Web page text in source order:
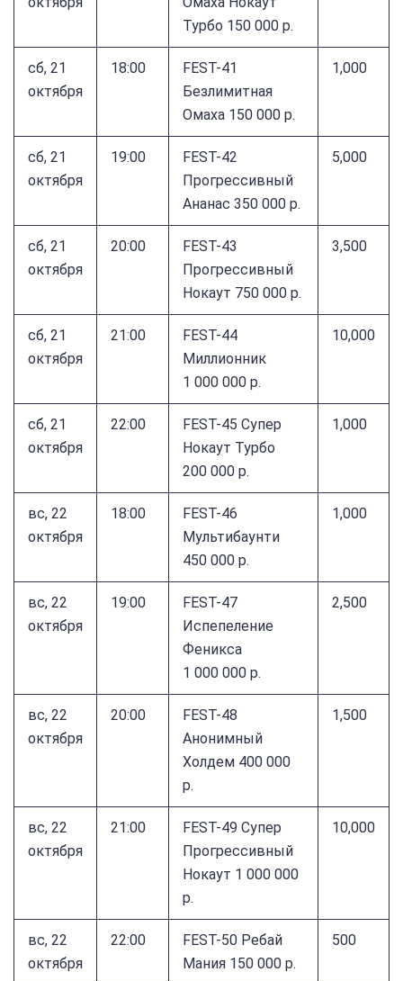
Турбо 150 000 р.
сб, 21
октября
18:00
FEST-41
Безлимитная
Омаха 150 000 р.
1,000
сб, 21
октября
19:00
FEST-42
Прогрессивный
Ананас 350 000 р.
5,000
сб, 21
октября
20:00
FEST-43
Прогрессивный
Нокаут 750 000 р.
3,500
сб, 21
октября
21:00
FEST-44
Миллионник
1 000 000 р.
10,000
сб, 21
октября
22:00
FEST-45 Супер
Нокаут Турбо
200 000 р.
1,000
вс, 22
октября
18:00
FEST-46
Мультибаунти
450 000 р.
1,000
вс, 22
октября
19:00
FEST-47
Испепеление
Феникса
1 000 000 р.
2,500
вс, 22
октября
20:00
FEST-48
Анонимный
Холдем 400 000
р.
1,500
вс, 22
октября
21:00
FEST-49 Супер
Прогрессивный
Нокаут 1 000 000
р.
10,000
вс, 22
октября
22:00
FEST-50 Ребай
Мания 150 000 р.
500